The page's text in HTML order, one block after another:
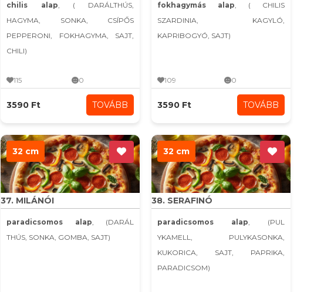
chilis alap, ( DARÁLTHÚS,
HAGYMA, SONKA, CSÍPŐS
PEPPERONI, FOKHAGYMA, SAJT,
CHILI)
115 0
3590 Ft TOVÁBB
fokhagymás alap, ( CHILIS
SZARDINIA, KAGYLÓ,
KAPRIBOGYÓ, SAJT)
109 0
3590 Ft TOVÁBB
32 cm
37. MILÁNÓI
paradicsomos alap, (DARÁL
THÚS, SONKA, GOMBA, SAJT)
32 cm
38. SERAFINÓ
paradicsomos alap, (PUL
YKAMELL, PULYKASONKA,
KUKORICA, SAJT, PAPRIKA,
PARADICSOM)